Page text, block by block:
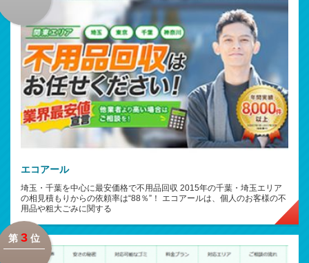
エコアール
埼玉・千葉を中心に最安価格で不用品回収 2015年の千葉・埼玉エリア
の相見積もりからの依頼率は“88％”！ エコアールは、個人のお客様の不
用品や粗大ごみに関する
第 3 位